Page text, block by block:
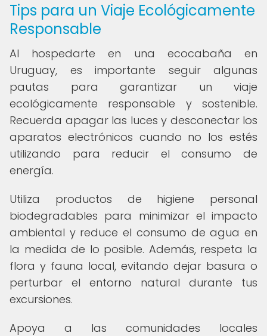
Tips para un Viaje Ecológicamente
Responsable
Al hospedarte en una ecocabaña en
Uruguay, es importante seguir algunas
pautas para garantizar un viaje
ecológicamente responsable y sostenible.
Recuerda apagar las luces y desconectar los
aparatos electrónicos cuando no los estés
utilizando para reducir el consumo de
energía.
Utiliza productos de higiene personal
biodegradables para minimizar el impacto
ambiental y reduce el consumo de agua en
la medida de lo posible. Además, respeta la
flora y fauna local, evitando dejar basura o
perturbar el entorno natural durante tus
excursiones.
Apoya a las comunidades locales